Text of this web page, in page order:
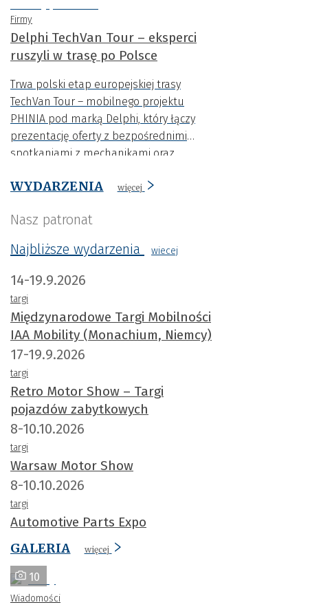
Firmy
Delphi TechVan Tour – eksperci
ruszyli w trasę po Polsce
Trwa polski etap europejskiej trasy
TechVan Tour – mobilnego projektu
PHINIA pod marką Delphi, który łączy
prezentację oferty z bezpośrednimi
spotkaniami z mechanikami oraz
motoryzacyjnych.
WYDARZENIA więcej
Nasz patronat
Najbliższe wydarzenia
wiecej
14-19.9.2026
targi
Międzynarodowe Targi Mobilności
IAA Mobility (Monachium, Niemcy)
17-19.9.2026
targi
Retro Motor Show – Targi
pojazdów zabytkowych
8-10.10.2026
targi
Warsaw Motor Show
8-10.10.2026
targi
Automotive Parts Expo
GALERIA
więcej
10
Wiadomości